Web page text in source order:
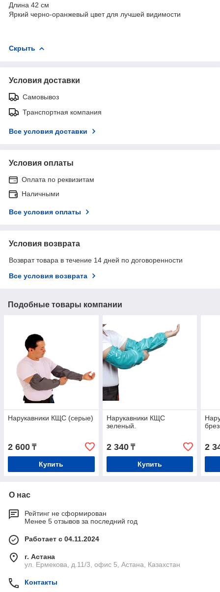
Длина 42 см
Яркий черно-оранжевый цвет для лучшей видимости
Скрыть
Условия доставки
Самовывоз
Транспортная компания
Все условия доставки
Условия оплаты
Оплата по реквизитам
Наличными
Все условия оплаты
Условия возврата
Возврат товара в течение 14 дней по договоренности
Все условия возврата
Подобные товары компании
Нарукавники КЩС (серые)
2 600 ₸
Купить
Нарукавники КЩС
зеленый.
2 340₸
Купить
2
О нас
Рейтинг не сформирован
Менее 5 отзывов за последний год
Работает с 04.11.2024
г. Астана
ул. Ермекова, д.11/3, офис 5, Астана, Казахстан
Контакты